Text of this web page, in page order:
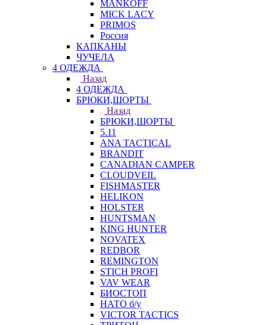
MANKOFF
MICK LACY
PRIMOS
Россия
КАПКАНЫ
ЧУЧЕЛА
4 ОДЕЖДА
Назад
4 ОДЕЖДА
БРЮКИ,ШОРТЫ
Назад
БРЮКИ,ШОРТЫ
5.11
ANA TACTICAL
BRANDIT
CANADIAN CAMPER
CLOUDVEIL
FISHMASTER
HELIKON
HOLSTER
HUNTSMAN
KING HUNTER
NOVATEX
REDBOR
REMINGTON
STICH PROFI
VAV WEAR
БИОСТОП
НАТО б/у
VICTOR TACTICS